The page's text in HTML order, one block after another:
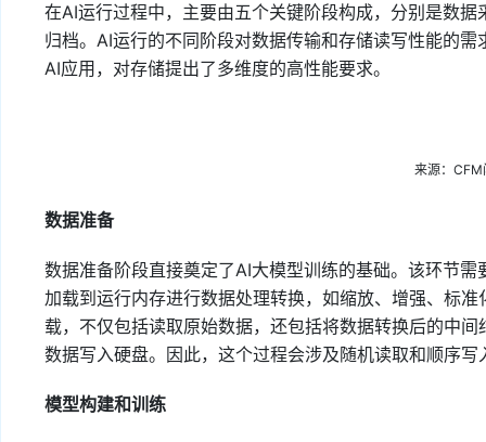
在AI运行过程中，主要由五个关键阶段构成，分别是数
归档。AI运行的不同阶段对数据传输和存储读写性能的
AI应用，对存储提出了多维度的高性能要求。
来源：CFM
数据准备
数据准备阶段直接奠定了AI大模型训练的基础。该环节
加载到运行内存进行数据处理转换，如缩放、增强、标
载，不仅包括读取原始数据，还包括将数据转换后的中
数据写入硬盘。因此，这个过程会涉及随机读取和顺序写
模型构建和训练